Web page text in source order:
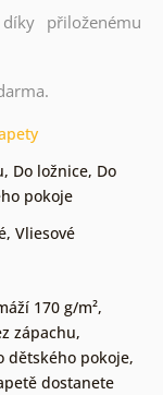
přiloženému
, Do ložnice, Do
pokoje
, Vliesové
170 g/m²,
zápachu,
dětského pokoje,
dostanete